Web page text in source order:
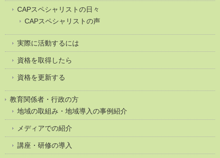
CAPスペシャリストの日々
CAPスペシャリストの声
実際に活動するには
資格を取得したら
資格を更新する
教育関係者・行政の方
地域の取組み・地域導入の事例紹介
メディアでの紹介
講座・研修の導入